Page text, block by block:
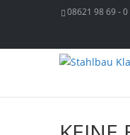
08621 98 69 - 0